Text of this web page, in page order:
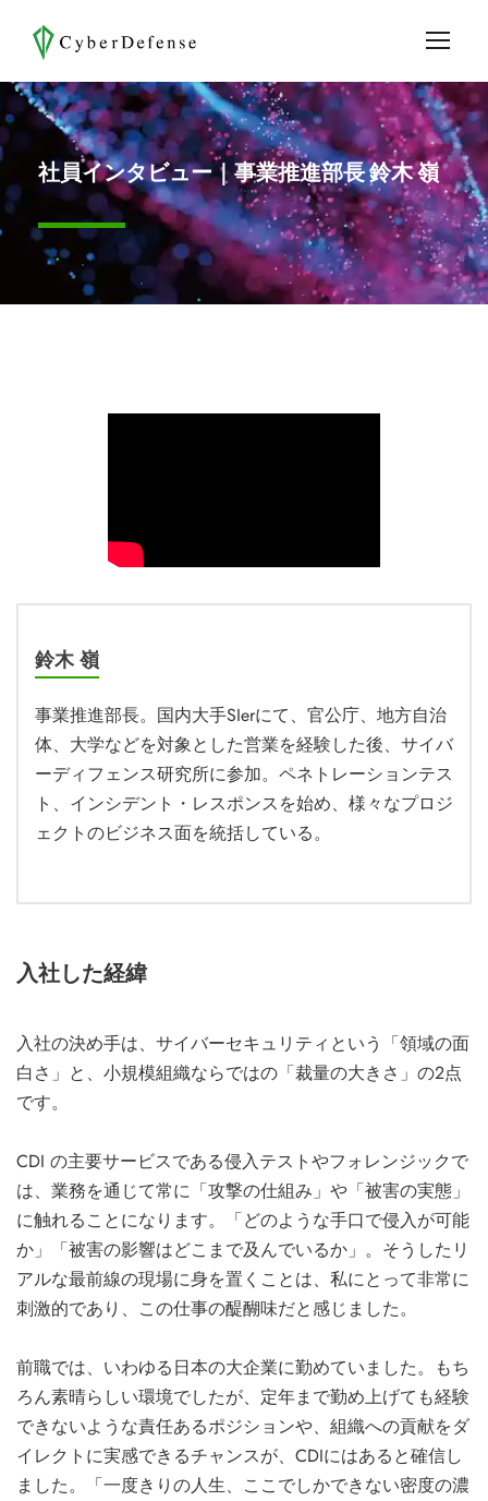
社員インタビュー｜事業推進部長 鈴木 嶺
鈴木 嶺
事業推進部長。国内大手SIerにて、官公庁、地方自治
体、大学などを対象とした営業を経験した後、サイバ
ーディフェンス研究所に参加。ペネトレーションテス
ト、インシデント・レスポンスを始め、様々なプロジ
ェクトのビジネス面を統括している。
入社した経緯
入社の決め手は、サイバーセキュリティという「領域の面
白さ」と、小規模組織ならではの「裁量の大きさ」の2点
です。
CDI の主要サービスである侵入テストやフォレンジックで
は、業務を通じて常に「攻撃の仕組み」や「被害の実態」
に触れることになります。「どのような手口で侵入が可能
か」「被害の影響はどこまで及んでいるか」。そうしたリ
アルな最前線の現場に身を置くことは、私にとって非常に
刺激的であり、この仕事の醍醐味だと感じました。
前職では、いわゆる日本の大企業に勤めていました。もち
ろん素晴らしい環境でしたが、定年まで勤め上げても経験
できないような責任あるポジションや、組織への貢献をダ
イレクトに実感できるチャンスが、CDIにはあると確信し
ました。「一度きりの人生、ここでしかできない密度の濃